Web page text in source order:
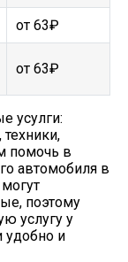
от 63₽
от 63₽
усулги:
помочь в
автомобиля в
поэтому
услугу у
удобно и